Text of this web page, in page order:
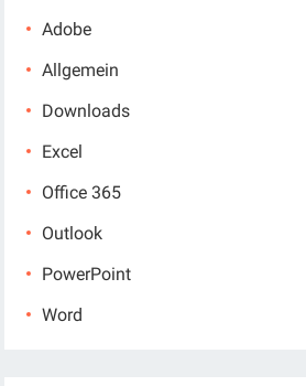
Adobe
Allgemein
Downloads
Excel
Office 365
Outlook
PowerPoint
Word